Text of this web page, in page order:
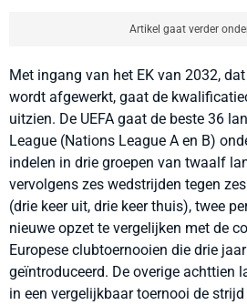
Artikel gaat verder
Met ingang van het EK van 2032,
wordt afgewerkt, gaat de
uitzien. De UEFA gaat de beste 36
League (Nations League A en B)
indelen in drie groepen van twaalf
vervolgens zes wedstrijden tegen
(drie keer uit, drie keer thuis), twee
nieuwe opzet te vergelijken met de
Europese clubtoernooien die drie
geïntroduceerd. De overige achttien
in een vergelijkbaar toernooi de